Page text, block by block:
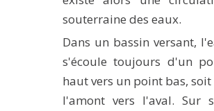
souterraine des eaux.
Dans un bassin versant,
s'écoule toujours d'un
haut vers un point bas, soit
l'amont vers l'aval. Sur